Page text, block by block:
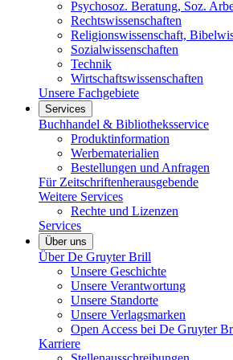
Psychosoz. Beratung, Soz.
Rechtswissenschaften
Religionswissenschaft,
Sozialwissenschaften
Technik
Wirtschaftswissenschaften
Unsere Fachgebiete
Services
Buchhandel & Bibliotheksservice
Produktinformation
Werbematerialien
Bestellungen und Anfragen
Für Zeitschriftenherausgebende
Weitere Services
Rechte und Lizenzen
Services
Über uns
Über De Gruyter Brill
Unsere Geschichte
Unsere Verantwortung
Unsere Standorte
Unsere Verlagsmarken
Open Access bei De Gruyter
Karriere